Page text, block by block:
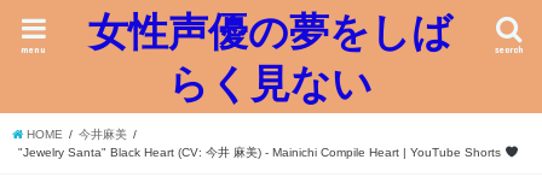
女性声優の夢をしば
らく見ない
search
menu
HOME
今井麻美
"Jewelry Santa" Black Heart (CV: 今井 麻美) - Mainichi Compile Heart | YouTube Shorts